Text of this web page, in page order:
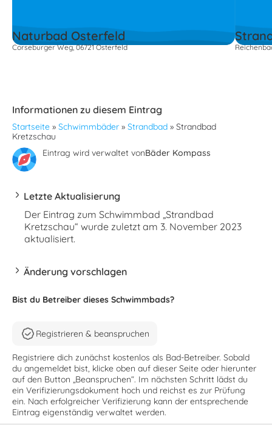
Naturbad Osterfeld
Corseburger Weg, 06721 Osterfeld
Informationen zu diesem Eintrag
Startseite » Schwimmbäder » Strandbad » Strandbad
Kretzschau
Eintrag wird verwaltet vonBäder Kompass
Letzte Aktualisierung
Der Eintrag zum Schwimmbad „Strandbad
Kretzschau“ wurde zuletzt am 3. November 2023
aktualisiert.
Änderung vorschlagen
Bist du Betreiber dieses Schwimmbads?
Registrieren & beanspruchen
Registriere dich zunächst kostenlos als Bad-Betreiber. Sobald
du angemeldet bist, klicke oben auf dieser Seite oder hierunter
auf den Button „Beanspruchen“. Im nächsten Schritt lädst du
ein Verifizierungsdokument hoch und reichst es zur Prüfung
ein. Nach erfolgreicher Verifizierung kann der entsprechende
Eintrag eigenständig verwaltet werden.